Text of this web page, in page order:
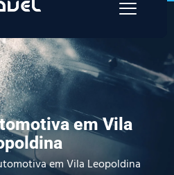
em Vila
em Vila Leopoldina